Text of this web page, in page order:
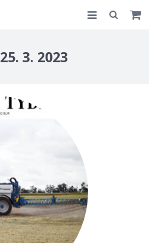
25. 3. 2023